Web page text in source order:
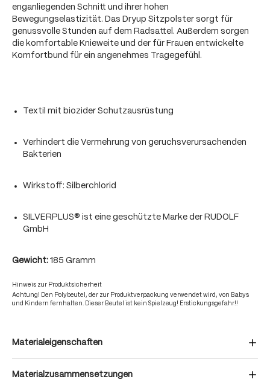
enganliegenden Schnitt und ihrer hohen
Bewegungselastizität. Das Dryup Sitzpolster sorgt für
genussvolle Stunden auf dem Radsattel. Außerdem sorgen
die komfortable Knieweite und der für Frauen entwickelte
Komfortbund für ein angenehmes Tragegefühl.
Textil mit biozider Schutzausrüstung
Verhindert die Vermehrung von geruchsverursachenden
Bakterien
Wirkstoff: Silberchlorid
SILVERPLUS® ist eine geschützte Marke der RUDOLF
GmbH
Gewicht: 185 Gramm
Hinweis zur Produktsicherheit
Achtung! Den Polybeutel, der zur Produktverpackung verwendet wird, von Babys
und Kindern fernhalten. Dieser Beutel ist kein Spielzeug! Erstickungsgefahr!!
Materialeigenschaften
Materialzusammensetzungen